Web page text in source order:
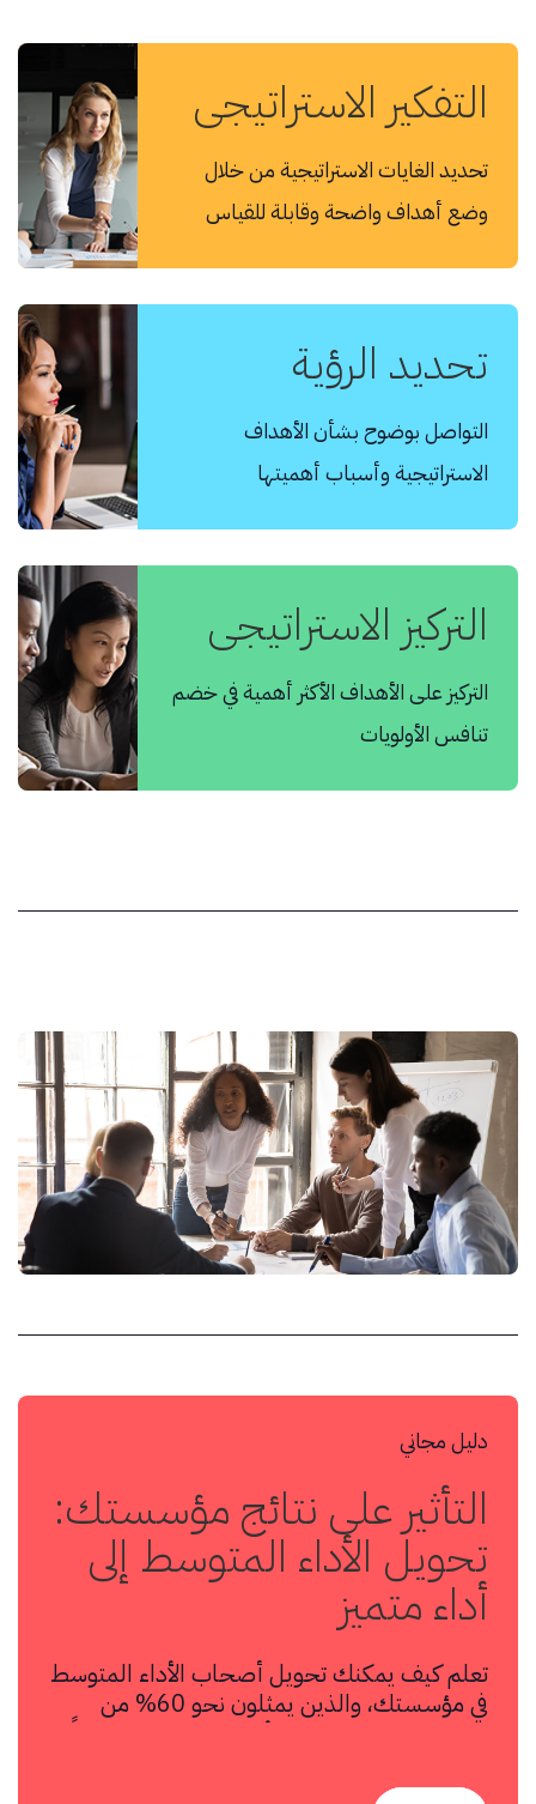
التفكير الاستراتيجي
تحديد الغايات الاستراتيجية من خلال
وضع أهداف واضحة وقابلة للقياس
تحديد الرؤية
التواصل بوضوح بشأن الأهداف
الاستراتيجية وأسباب أهميتها
التركيز الاستراتيجي
التركيز على الأهداف الأكثر أهمية في خضم
تنافس الأولويات
دليل مجاني
التأثير على نتائج مؤسستك:
تحويل الأداء المتوسط إلى
أداء متميز
تعلم كيف يمكنك تحويل أصحاب الأداء المتوسط
في مؤسستك، والذين يمثلون نحو 60% من
الموظفين، إلى مستوى الأداء المتميز الذي غالباً